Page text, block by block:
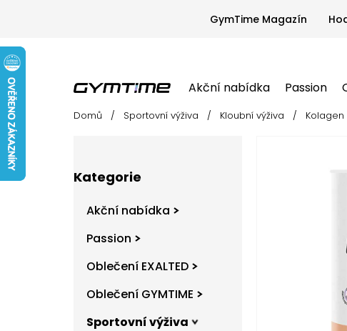
GymTime Magazín
Akční nabídka Passion
Akční nabídka Passion Oblečení EXALTED
Domů / Sportovní výživa / Kloubní výživa / Kolagen
kategorie
Kategorie
Akční nabídka
Passion
Oblečení EXALTED
Oblečení GYMTIME
Sportovní výživa